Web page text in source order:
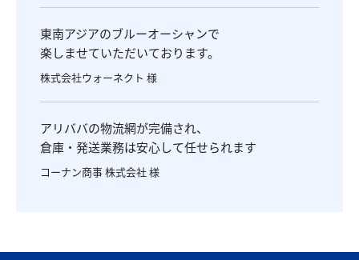
東南アジアのブルーオーシャンで
楽しませていただいております。
株式会社ウォーネクト 様
アリババの物流網が完備され、
倉庫・発送業務は安心して任せられます
コーナン商事 株式会社 様